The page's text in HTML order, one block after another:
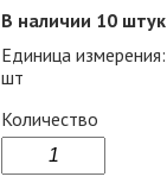
В наличии 10 штук
Единица измерения:
шт
Количество